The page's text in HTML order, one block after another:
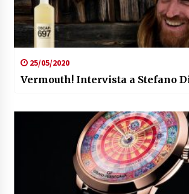
25/05/2020
Vermouth! Intervista a Stefano